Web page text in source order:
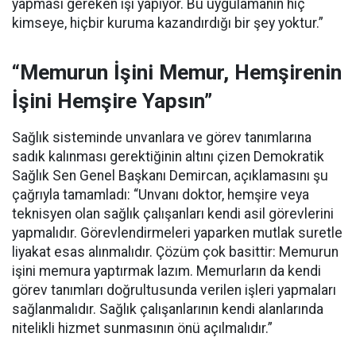
yapması gereken işi yapıyor. Bu uygulamanın hiç
kimseye, hiçbir kuruma kazandırdığı bir şey yoktur.”
“Memurun İşini Memur, Hemşirenin
İşini Hemşire Yapsın”
Sağlık sisteminde unvanlara ve görev tanımlarına
sadık kalınması gerektiğinin altını çizen Demokratik
Sağlık Sen Genel Başkanı Demircan, açıklamasını şu
çağrıyla tamamladı: “Unvanı doktor, hemşire veya
teknisyen olan sağlık çalışanları kendi asil görevlerini
yapmalıdır. Görevlendirmeleri yaparken mutlak suretle
liyakat esas alınmalıdır. Çözüm çok basittir: Memurun
işini memura yaptırmak lazım. Memurların da kendi
görev tanımları doğrultusunda verilen işleri yapmaları
sağlanmalıdır. Sağlık çalışanlarının kendi alanlarında
nitelikli hizmet sunmasının önü açılmalıdır.”